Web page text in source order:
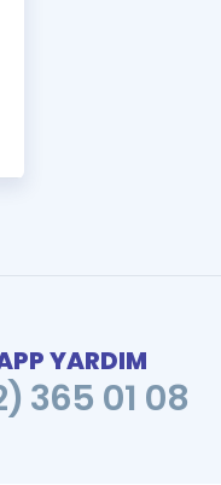
YARDIM
365 01 08